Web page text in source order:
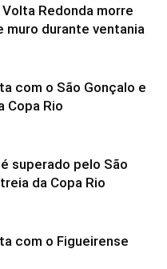
Redonda morre
muro durante ventania
com o São Gonçalo e
Copa Rio
superado pelo São
da Copa Rio
com o Figueirense